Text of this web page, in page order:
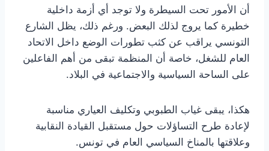
أن الأمور تحت السيطرة ولا توجد أي أزمة داخلية
خطيرة كما يروج لذلك البعض. ورغم ذلك، يظل الشارع
التونسي يراقب عن كثب تطورات الوضع داخل الاتحاد
العام للشغل، خاصة أن المنظمة تبقى من أهم الفاعلين
على الساحة السياسية والاجتماعية في البلاد.
هكذا، يبقى غياب الطبوبي وتكليف العياري مناسبة
لإعادة طرح التساؤلات حول مستقبل القيادة النقابية
وعلاقتها بالمناخ السياسي العام في تونس.